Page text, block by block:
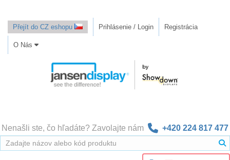
Přejít do CZ eshopu Prihlásenie / Login Registrácia
O Nás
Nenašli ste, čo hľadáte? Zavolajte nám +420 224 817 477